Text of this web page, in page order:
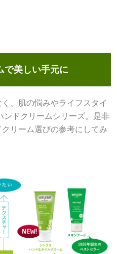
で美しい手元に
、肌の悩みやライフスタイ
ンドクリームシリーズ。是非
リーム選びの参考にしてみ